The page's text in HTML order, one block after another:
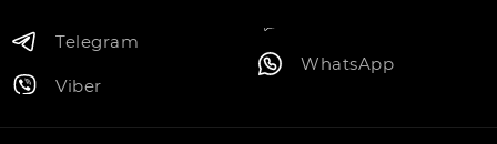
Telegram
Viber
WhatsApp